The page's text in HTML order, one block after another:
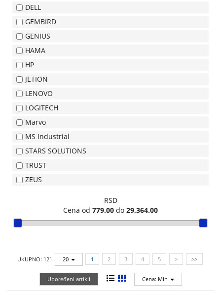
TEHNIKA
MALI
APARATI
RAČUNARI,
MONITORI,
SOFTVER
RAČUNARSKE
KOMPONENTE
RAČUNARSKE
FLASH
ŠTAMPAČI,
DELL
GEMBIRD
GENIUS
HAMA
HP
JETION
LENOVO
LOGITECH
Marvo
MS Industrial
STARS SOLUTIONS
TRUST
ZEUS
RSD
Cena od 779.00 do 29,364.00
UKUPNO: 121 20 1 2 3 4 5 > >>
Upoređeni artikli Cena: Min